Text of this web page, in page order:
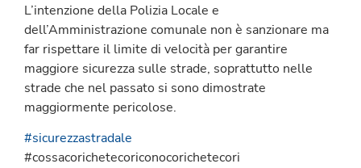
L’intenzione della Polizia Locale e
dell’Amministrazione comunale non è sanzionare ma
far rispettare il limite di velocità per garantire
maggiore sicurezza sulle strade, soprattutto nelle
strade che nel passato si sono dimostrate
maggiormente pericolose.
#sicurezzastradale
#cossacorichetecoriconocorichetecori